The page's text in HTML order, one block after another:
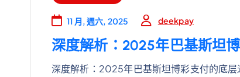
11 月, 週六, 2025 deekpay
深度解析：2025年巴基斯坦
深度解析：2025年巴基斯坦博彩支付的底层